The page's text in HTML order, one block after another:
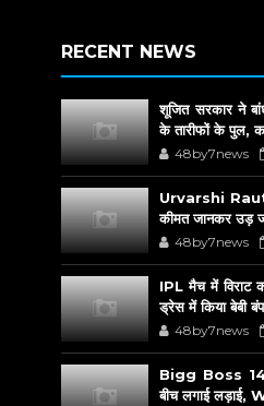
RECENT NEWS
शूजित सरकार ने
के तारीफों के पुल,
48by7news
Urvarshi
कीमत जानकर उड़
48by7news
IPL मैच में विराट
ड्रेस में किया बेबी
48by7news
Bigg Boss 14:
बीच लगाई